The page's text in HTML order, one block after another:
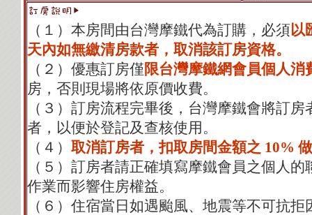
（１）本房間由台灣摩鐵代為訂購，必須以
天內如無繳清房款者，取消該訂房資格。
（２）優惠訂房僅限台灣摩鐵網會員個人消
房，否則現場將依原價收費。
（３）訂房流程完畢後，台灣摩鐵會將訂
者，以便於登記及查核使用。
（４） 取消訂房者，扣取房間金額之 10%
（５）訂房者請正確填寫摩鐵會員之個人
作業而影響住房權益。
（６）住宿當日如遇颱風、地震等不可抗